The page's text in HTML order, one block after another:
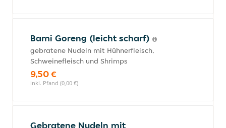
Bami Goreng (leicht scharf)
gebratene Nudeln mit Hühnerfleisch,
Schweinefleisch und Shrimps
9,50 €
inkl. Pfand (0,00 €)
Gebratene Nudeln mit